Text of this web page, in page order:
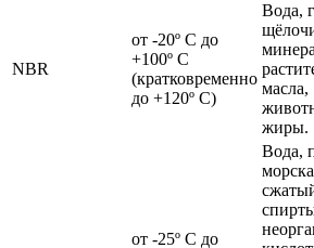
NBR
от -20º С до
+100º С
(кратковременно
до +120º С)
Вода,
масла,
жиры.
от -25º С до
Вода,